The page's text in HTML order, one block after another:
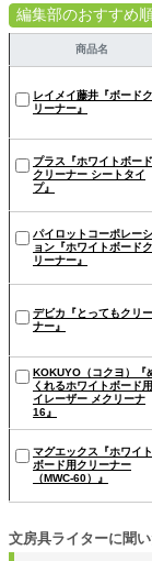
編集部のおすすめ
商品名
レイメイ藤井『ボードク
リーナー』
プラス『ホワイトボード
クリーナー シートタイ
プ』
パイロットコーポレーシ
ョン『ホワイトボードク
リーナー』
デビカ『とってもクリー
ナー』
KOKUYO（コクヨ）『
くれるホワイトボード用
イレーザー メクリーナ
16』
マグエックス『ホワイト
ボード用クリーナー
（MWC-60）』
文房具ライターに聞い